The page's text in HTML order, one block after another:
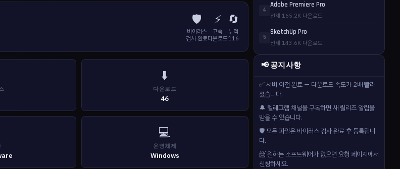
🛡️
바이러스
검사 완료
⚡
고속
다운로드
🔄
누적
116
⬇️
다운로드
46
💻
운영체제
Windows
4
Adobe Premiere Pro
전체 165.2K 다운로드
5
SketchUp Pro
전체 143.6K 다운로드
📢 공지사항
✅ 서버 이전 완료 — 다운로드 속도가 2배 빨라
졌습니다.
🔔 텔레그램 채널을 구독하면 새 릴리즈 알림을
받을 수 있습니다.
🛡️ 모든 파일은 바이러스 검사 완료 후 등록됩니
다.
📨 원하는 소프트웨어가 없으면 요청 페이지에서
신청하세요.